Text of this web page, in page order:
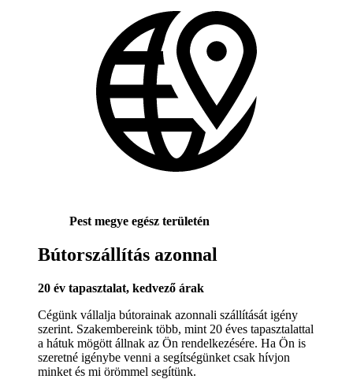
Pest megye egész területén
Bútorszállítás azonnal
20 év tapasztalat, kedvező árak
Cégünk vállalja bútorainak azonnali szállítását igény
szerint. Szakembereink több, mint 20 éves tapasztalattal
a hátuk mögött állnak az Ön rendelkezésére. Ha Ön is
szeretné igénybe venni a segítségünket csak hívjon
minket és mi örömmel segítünk.